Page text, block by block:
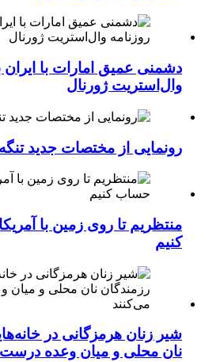
دشمنی عمیق امارات با ایران
وال‌استریت ژورنال
رونمایی از مختصات جدید
منتظریم تا روی زمین با
کنیم
شیر زنان هرمزگانی در
نان محلی و میان وعده